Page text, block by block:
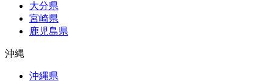
大分県
宮崎県
鹿児島県
沖縄
沖縄県